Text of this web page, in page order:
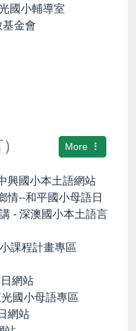
國小輔導室
金會
More
興國小本土語網站
情--和平國小母語日
- 深澳國小本土語言
課程計畫專區
網站
國小母語專區
網站